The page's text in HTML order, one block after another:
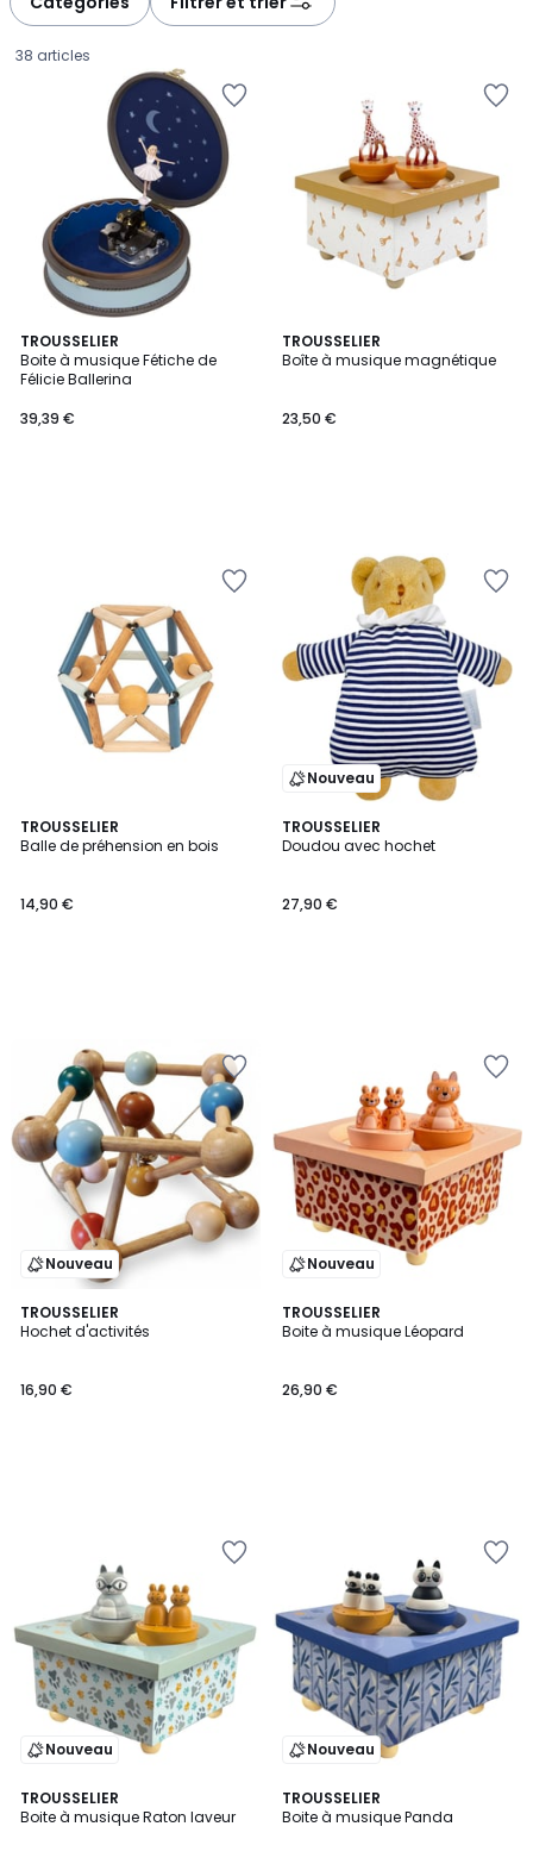
38 articles
TROUSSELIER
Boite à musique Fétiche de
Félicie Ballerina
€.
39,39 €
TROUSSELIER
Boîte à musique magnétique
23,50 €
TROUSSELIER
Balle de préhension en bois
14,90 €
Nouveau
TROUSSELIER
Doudou avec hochet
27,90 €
Nouveau
TROUSSELIER
Hochet d'activités
16,90 €
Nouveau
TROUSSELIER
Boite à musique Léopard
26,90 €
Nouveau
TROUSSELIER
Boite à musique Raton laveur
Nouveau
TROUSSELIER
Boite à musique Panda